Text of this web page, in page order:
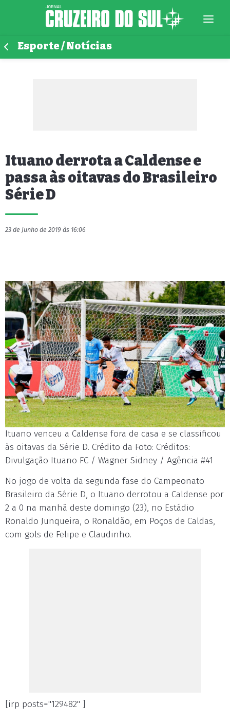
Esporte / Notícias
Ituano derrota a Caldense e
passa às oitavas do Brasileiro
Série D
23 de Junho de 2019 às 16:06
Ituano venceu a Caldense fora de casa e se classificou
às oitavas da Série D. Crédito da Foto: Créditos:
Divulgação Ituano FC / Wagner Sidney / Agência #41
No jogo de volta da segunda fase do Campeonato
Brasileiro da Série D, o Ituano derrotou a Caldense por
2 a 0 na manhã deste domingo (23), no Estádio
Ronaldo Junqueira, o Ronaldão, em Poços de Caldas,
com gols de Felipe e Claudinho.
[irp posts="129482" ]